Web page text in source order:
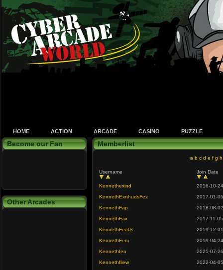
HOME ACTION ARCADE CASINO PUZZLE
Become our Fan
Other Arcades
Memberlist
a b c d e f g h
Username Join Date
Kennethexind
2016-10-24
KennethExnhudsFex
2017-01-05
KennethFap
2018-08-02
KennethFax
2017-11-05
KennethFeetS
2019-12-01
KennethFem
2019-04-24
Kennethfen
2025-07-26
Kennethfliew
2022-04-05